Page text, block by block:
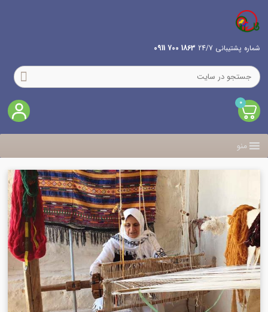
شماره پشتیبانی 24/7 1863 700 0911
0
منو